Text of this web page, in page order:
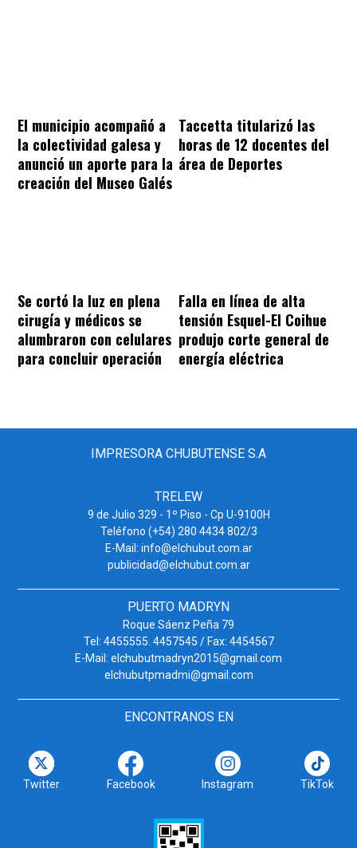
El municipio acompañó a
la colectividad galesa y
anunció un aporte para la
creación del Museo Galés
Taccetta titularizó las
horas de 12 docentes del
área de Deportes
Se cortó la luz en plena
cirugía y médicos se
alumbraron con celulares
para concluir operación
Falla en línea de alta
tensión Esquel-El Coihue
produjo corte general de
energía eléctrica
IMPRESORA CHUBUTENSE S.A
TRELEW
9 de Julio 329 - 1º Piso - Cp U-9100H
Teléfono (+54) 280 4434 802/3
E-Mail: info@elchubut.com.ar
publicidad@elchubut.com.ar
PUERTO MADRYN
Roque Sáenz Peña 79
Tel: 4455555. 4457545 / Fax: 4454567
E-Mail: elchubutmadryn2015@gmail.com
elchubutpmadmi@gmail.com
ENCONTRANOS EN
Twitter Facebook Instagram TikTok